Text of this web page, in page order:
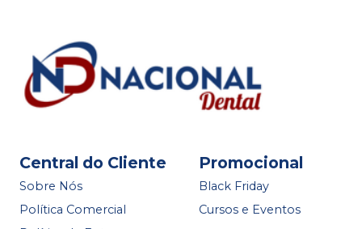
Central do Cliente
Sobre Nós
Política Comercial
Promocional
Black Friday
Cursos e Eventos